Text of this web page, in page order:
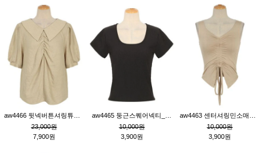
23,000원
7,900원
10,000원
3,900원
10,000원
3,900원